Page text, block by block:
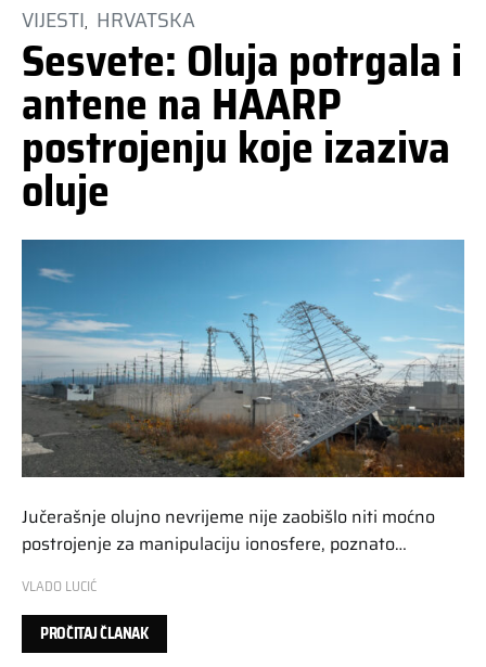
VIJESTI HRVATSKA
Sesvete: Oluja potrgala i
antene na HAARP
postrojenju koje izaziva
oluje
Jučerašnje olujno nevrijeme nije zaobišlo niti moćno
postrojenje za manipulaciju ionosfere, poznato…
VLADO LUCIĆ
PROČITAJ ČLANAK